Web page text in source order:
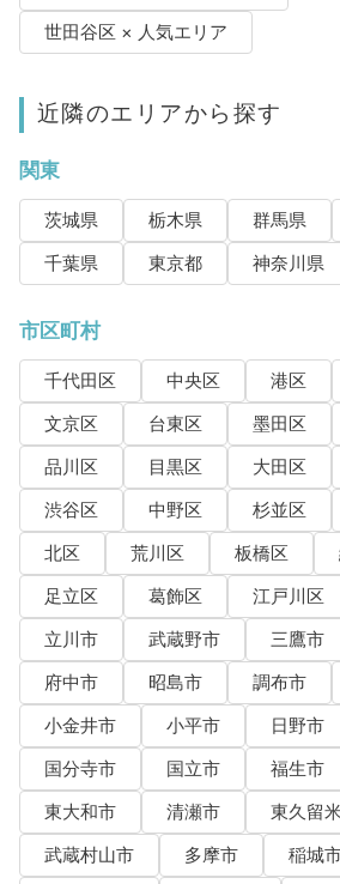
世田谷区 × 人気エリア
近隣のエリアから探す
関東
茨城県 栃木県 群馬県
千葉県
東京都 神奈川県
市区町村
千代田区 中央区 港区
文京区
台東区 墨田区
品川区
目黒区 大田区
渋谷区
中野区 杉並区
北区
荒川区 板橋区
足立区
葛飾区 江戸川区
立川市
武蔵野市 三鷹市
府中市
昭島市 調布市
小金井市
小平市 日野市
国分寺市
国立市 福生市
東大和市
清瀬市
東久留
武蔵村山市
多摩市 稲城